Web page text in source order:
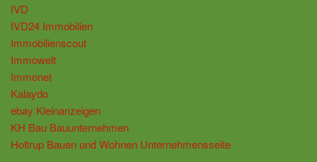
IVD
IVD24 Immobilien
Immobilienscout
Immowelt
Immonet
Kalaydo
ebay Kleinanzeigen
KH Bau Bauunternehmen
Holtrup Bauen und Wohnen Unternehmensseite